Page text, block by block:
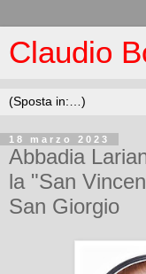
Claudio
18 marzo 2023
Abbadia
la "San
San Giorgio